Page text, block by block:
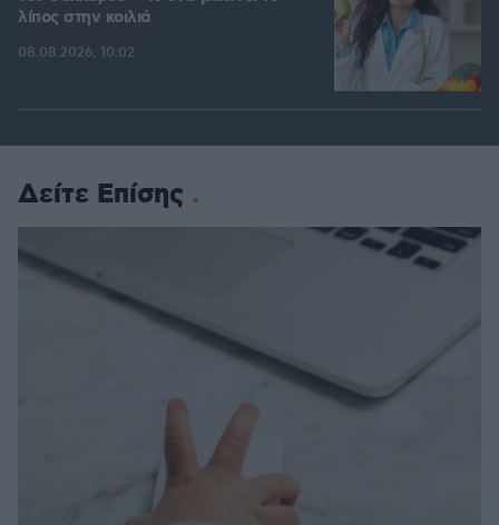
λίπος στην κοιλιά
08.08.2026, 10:02
Δείτε Επίσης